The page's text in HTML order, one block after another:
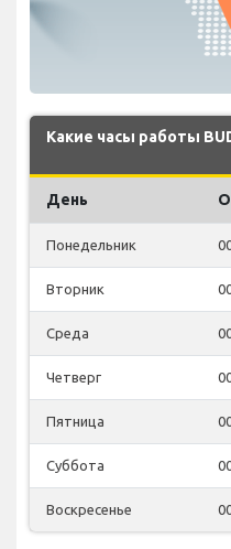
Какие часы работы
День
Понедельник
Вторник
Среда
Четверг
Пятница
Суббота
Воскресенье